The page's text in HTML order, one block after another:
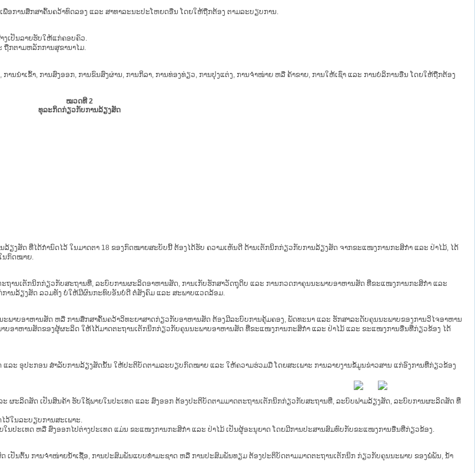
ອການສຶກສາຄົ້ນຄວ້າທົດລອງ ແລະ ສາທາລະນະປະໂຫຍດອື່ນ ໂດຍໃຫ້ຖືກຕ້ອງ ຕາມລະບຽບການ.
ງເປັນລາຍຮັບໃຫ້ແກ່ຄອບຄົວ.
ກຕາມຫລັກການສຸຂານາໄມ.
ຳເຂົ້າ, ການສົ່ງອອກ, ການຂົນສົ່ງຜ່ານ, ການກິລາ, ການທ່ອງທ່ຽວ, ການປຸງແຕ່ງ, ການຈຳໜ່າຍ ຫລື ຄ້າຂາຍ, ການໃຫ້ເຊົ່າ ແລະ ການບໍລິການອື່ນ ໂດຍໃຫ້ຖືກຕ້ອງ
ໝວດທີ 2
ທຸລະກິດກ່ຽວກັບການລ້ຽງສັດ
ງສັດ ທີ່ໄດ້ກຳນົດໄວ້ ໃນມາດຕາ 18 ຂອງກົດໝາຍສະບັບນີ້ ຕ້ອງໄດ້ຮັບ ຄວາມເຫັນດີ ດ້ານເຕັກນິກກ່ຽວກັບການລ້ຽງສັດ ຈາກຂະແໜງການກະສິກຳ ແລະ ປ່າໄມ້, ໄດ້
ນກົດໝາຍ.
ນເຕັກນິກກ່ຽວກັບສະຖານທີ່, ລະບົບການຜະລິດອາຫານສັດ, ການເກັບຮັກສາວັດຖຸດິບ ແລະ ການກວດກາຄຸນນະພາບອາຫານສັດ ທີ່ຂະແໜງການກະສິກຳ ແລະ
ານລ້ຽງສັດ ລວມທັງ ບໍ່ໃຫ້ມີຜົນກະທົບອັນບໍ່ດີ ຕໍ່ສັງຄົມ ແລະ ສະພາບແວດລ້ອມ.
າບອາຫານສັດ ຫລື ການສຶກສາຄົ້ນຄວ້າວິທະຍາສາດກ່ຽວກັບອາຫານສັດ ຕ້ອງມີລະບົບການຄຸ້ມຄອງ, ພັດທະນາ ແລະ ຮັກສາລະດັບຄຸນນະພາບຂອງການວິໄຈອາຫານ
ບອາຫານສັດຂອງຜູ້ຜະລິດ ໃຫ້ໄດ້ມາດຕະຖານເຕັກນິກກ່ຽວກັບຄຸນນະພາບອາຫານສັດ ທີ່ຂະແໜງການກະສິກຳ ແລະ ປ່າໄມ້ ແລະ ຂະແໜງການອື່ນທີ່ກ່ຽວຂ້ອງ ໄດ້
ະ ອຸປະກອນ ສຳລັບການລ້ຽງສັດນັ້ນ ໃຫ້ປະຕິບັດຕາມລະບຽບກົດໝາຍ ແລະ ໃຫ້ຄວາມຮ່ວມມື ໂດຍສະເພາະ ການລາຍງານຂໍ້ມູນຂ່າວສານ ແກ່ອົງການທີ່ກ່ຽວຂ້ອງ
ະລິດສັດ ເປັນສິນຄ້າ ຮັບໃຊ້ພາຍໃນປະເທດ ແລະ ສົ່ງອອກ ຕ້ອງປະຕິບັດຕາມມາດຕະຖານເຕັກນິກກ່ຽວກັບສະຖານທີ່, ລະບົບຟາມລ້ຽງສັດ, ລະບົບການຜະລິດສັດ ທີ່
ໃນລະບຽບການສະເພາະ.
ປະເທດ ຫລື ສົ່ງອອກໄປຕ່າງປະເທດ ແມ່ນ ຂະແໜງການກະສິກຳ ແລະ ປ່າໄມ້ ເປັນຜູ້ອະນຸຍາດ ໂດຍມີການປະສານສົມທົບກັບຂະແໜງການອື່ນທີ່ກ່ຽວຂ້ອງ.
ນຕົ້ນ ການຈຳໜ່າຍນ້ຳເຊື້ອ, ການປະສົມພັນແບບທຳມະຊາດ ຫລື ການປະສົມພັນທຽມ ຕ້ອງປະຕິບັດຕາມມາດຕະຖານເຕັກນິກ ກ່ຽວກັບຄຸນນະພາບ ຂອງພໍ່ພັນ, ນ້ຳ